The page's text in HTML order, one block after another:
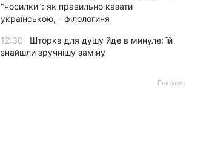
"носилки": як правильно казати
українською, - філологиня
12:30
Шторка для душу йде в минуле: їй
знайшли зручнішу заміну
Реклама